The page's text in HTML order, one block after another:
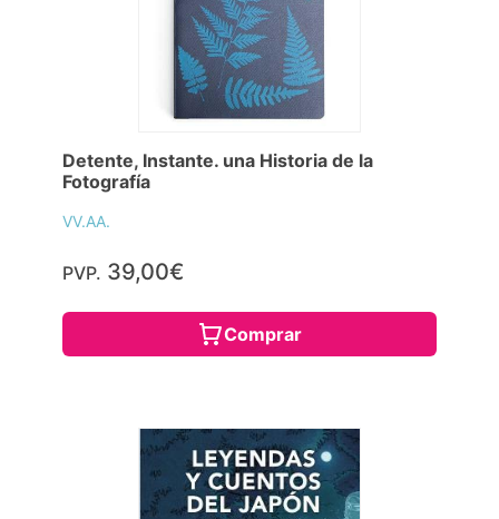
Detente, Instante. una Historia de la
Fotografía
VV.AA.
PVP. 39,00€
Comprar